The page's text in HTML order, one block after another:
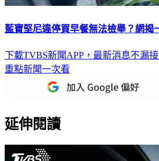
藍寶堅尼違停買早餐無法檢舉？網揭
下載TVBS新聞APP，最新消息不漏接
重點新聞一次看
延伸閱讀